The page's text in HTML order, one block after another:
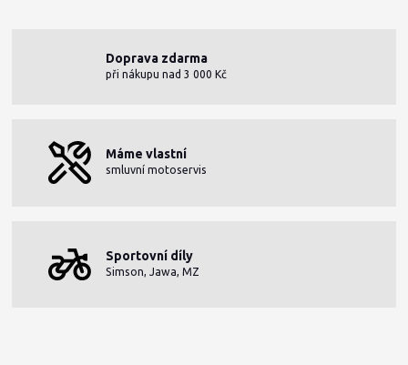
Doprava zdarma
při nákupu nad 3 000 Kč
Máme vlastní
smluvní motoservis
Sportovní díly
Simson, Jawa, MZ